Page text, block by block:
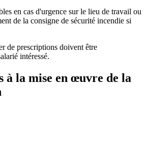
en cas d'urgence sur le lieu de travail ou
de la consigne de sécurité incendie si
de prescriptions doivent être
intéressé.
à la mise en œuvre de la